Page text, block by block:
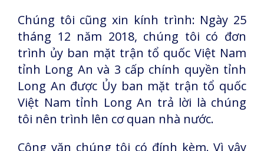
Chúng tôi cũng xin kính trình: Ngày 25
tháng 12 năm 2018, chúng tôi có đơn
trình ủy ban mặt trận tổ quốc Việt Nam
tỉnh Long An và 3 cấp chính quyền tỉnh
Long An được Ủy ban mặt trận tổ quốc
Việt Nam tỉnh Long An trả lời là chúng
tôi nên trình lên cơ quan nhà nước.
Công văn chúng tôi có đính kèm. Vì vậy